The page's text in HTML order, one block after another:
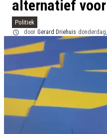
alternatief
Politiek
door Gerard Driehuis